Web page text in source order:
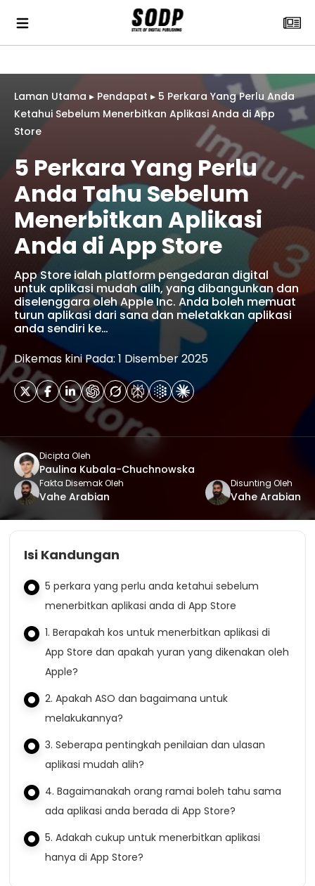
Laman Utama ▸ Pendapat ▸ 5 Perkara Yang Perlu Anda
Ketahui Sebelum Menerbitkan Aplikasi Anda di App
Store
5 Perkara Yang Perlu
Anda Tahu Sebelum
Menerbitkan Aplikasi
Anda di App Store
App Store ialah platform pengedaran digital
untuk aplikasi mudah alih, yang dibangunkan dan
diselenggara oleh Apple Inc. Anda boleh memuat
turun aplikasi dari sana dan meletakkan aplikasi
anda sendiri ke…
Dikemas kini Pada: 1 Disember 2025
Dicipta Oleh
Paulina Kubala-Chuchnowska
Fakta Disemak Oleh
Vahe Arabian
Disunting Oleh
Vahe Arabian
Isi Kandungan
5 perkara yang perlu anda ketahui sebelum
menerbitkan aplikasi anda di App Store
1. Berapakah kos untuk menerbitkan aplikasi di
App Store dan apakah yuran yang dikenakan oleh
Apple?
2. Apakah ASO dan bagaimana untuk
melakukannya?
3. Seberapa pentingkah penilaian dan ulasan
aplikasi mudah alih?
4. Bagaimanakah orang ramai boleh tahu sama
ada aplikasi anda berada di App Store?
5. Adakah cukup untuk menerbitkan aplikasi
hanya di App Store?